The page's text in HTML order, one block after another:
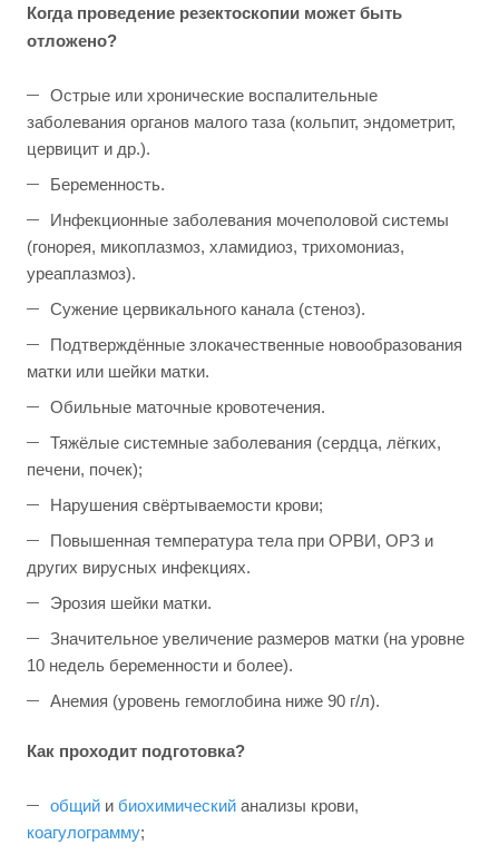
Когда проведение резектоскопии может быть
отложено?
Острые или хронические воспалительные
заболевания органов малого таза (кольпит, эндометрит,
цервицит и др.).
Беременность.
Инфекционные заболевания мочеполовой системы
(гонорея, микоплазмоз, хламидиоз, трихомониаз,
уреаплазмоз).
Сужение цервикального канала (стеноз).
Подтверждённые злокачественные новообразования
матки или шейки матки.
Обильные маточные кровотечения.
Тяжёлые системные заболевания (сердца, лёгких,
печени, почек);
Нарушения свёртываемости крови;
Повышенная температура тела при ОРВИ, ОРЗ и
других вирусных инфекциях.
Эрозия шейки матки.
Значительное увеличение размеров матки (на уровне
10 недель беременности и более).
Анемия (уровень гемоглобина ниже 90 г/л).
Как проходит подготовка?
общий и биохимический анализы крови,
коагулограмму;